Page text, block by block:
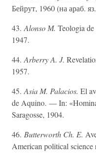
Бейрут, 1960 (на араб.
43. Alonso М. Teologia
1947.
44. Arberry A. J.
1957.
45. Asia M. Palacios. El
de Aquino. — In:
Saragosse, 1904.
46. Butterworth Ch. E.
American political